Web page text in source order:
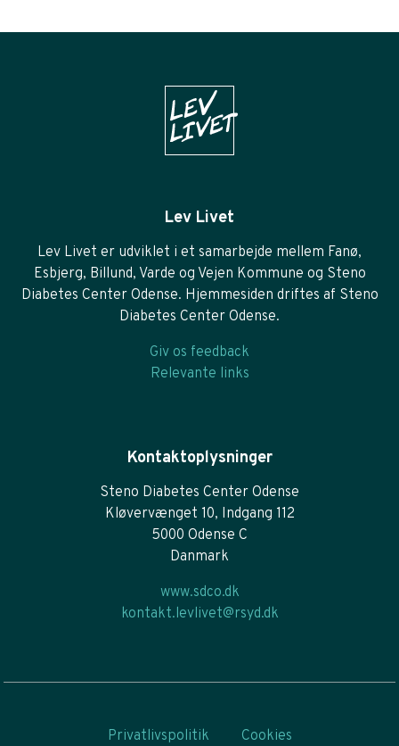
Lev Livet
Lev Livet er udviklet i et samarbejde mellem Fanø,
Esbjerg, Billund, Varde og Vejen Kommune og Steno
Diabetes Center Odense. Hjemmesiden driftes af Steno
Diabetes Center Odense.
Giv os feedback
Relevante links
Kontaktoplysninger
Steno Diabetes Center Odense
Kløvervænget 10, Indgang 112
5000 Odense C
Danmark
www.sdco.dk
kontakt.levlivet@rsyd.dk
Privatlivspolitik Cookies